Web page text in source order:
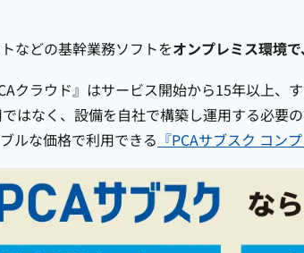
などの基幹業務ソフトをオンプレミス環境
クラウド』はサービス開始から15年以上、
はなく、設備を自社で構築し運用する必要
ルな価格で利用できる 『PCAサブスク コン